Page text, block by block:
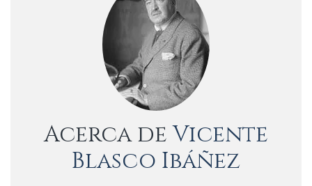
Acerca deVicente
Blasco Ibáñez